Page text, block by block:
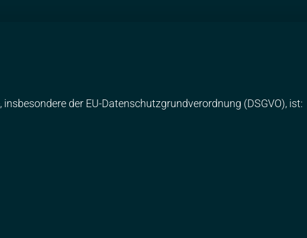
der EU-Datenschutzgrundverordnung (DSGVO), ist: